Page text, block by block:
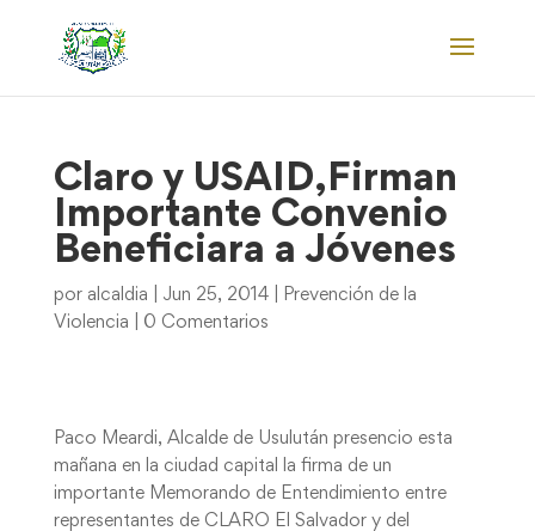
Claro y USAID,Firman
Importante Convenio
Beneficiara a Jóvenes
por alcaldia Jun 25, 2014|
Prevención de la
Violencia
0 Comentarios
Paco Meardi, Alcalde de Usulután presencio esta
mañana en la ciudad capital la firma de un
importante Memorando de Entendimiento entre
representantes de CLARO El Salvador y del